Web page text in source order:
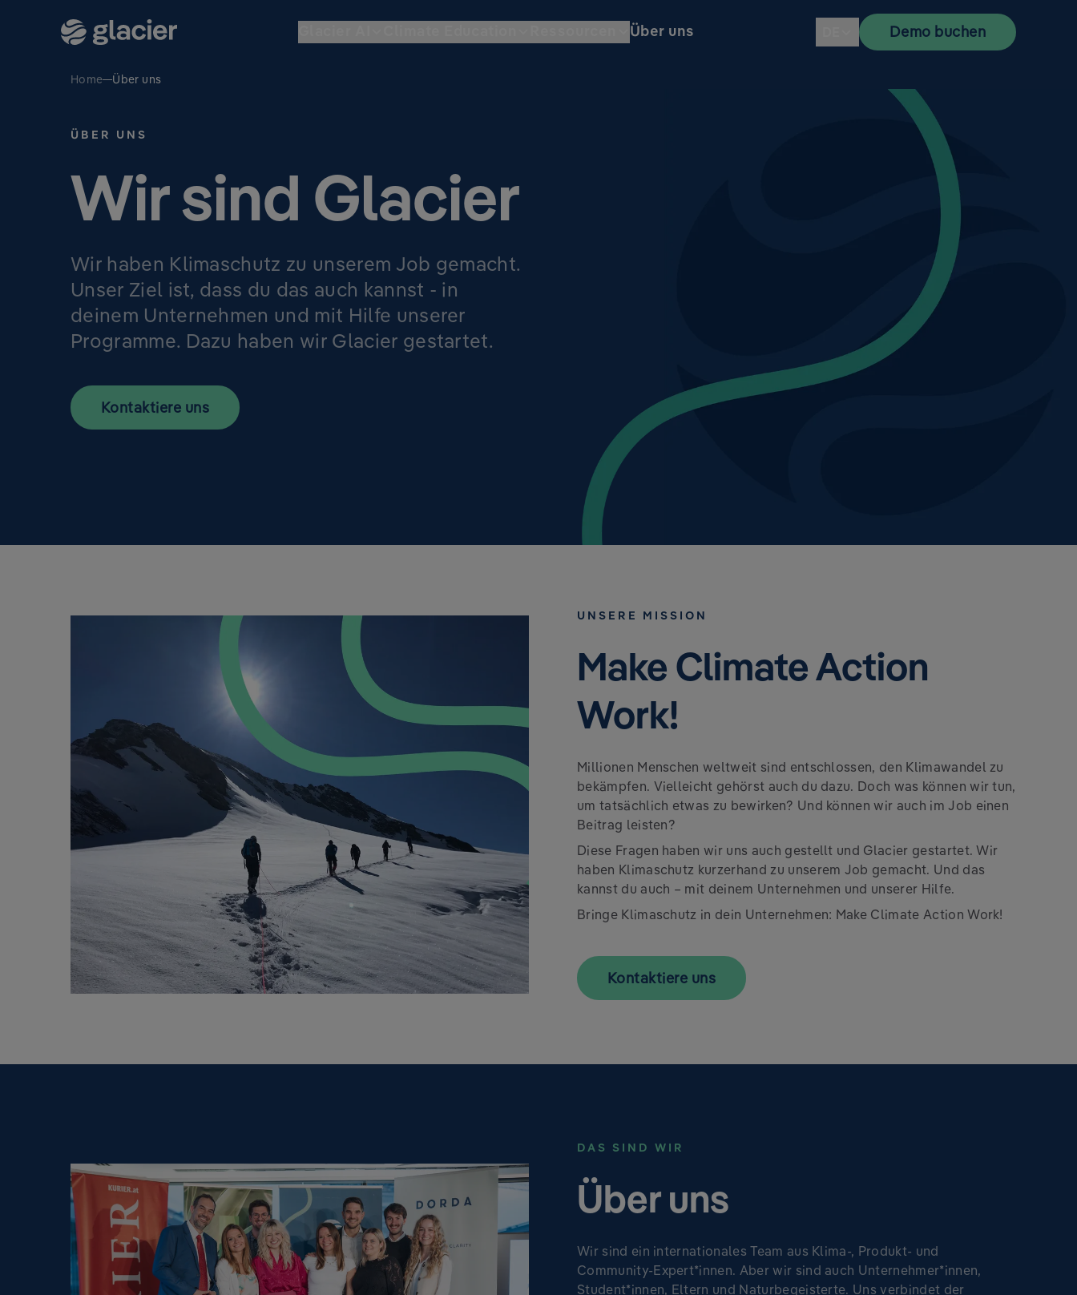
Über uns Demo buchen
Home Über uns
ÜBER UNS
Wir sind Glacier
Wir haben Klimaschutz zu unserem Job gemacht.
Unser Ziel ist, dass du das auch kannst - in
deinem Unternehmen und mit Hilfe unserer
Programme. Dazu haben wir Glacier gestartet.
Kontaktiere uns
UNSERE MISSION
Make Climate Action
Work!
Millionen Menschen weltweit sind entschlossen, den Klimawandel zu
bekämpfen. Vielleicht gehörst auch du dazu. Doch was können wir tun,
um tatsächlich etwas zu bewirken? Und können wir auch im Job einen
Beitrag leisten?
Diese Fragen haben wir uns auch gestellt und Glacier gestartet. Wir
haben Klimaschutz kurzerhand zu unserem Job gemacht. Und das
kannst du auch – mit deinem Unternehmen und unserer Hilfe.
Bringe Klimaschutz in dein Unternehmen: Make Climate Action Work!
Kontaktiere uns
DAS SIND WIR
Über uns
Wir sind ein internationales Team aus Klima-, Produkt- und
Community-Expert*innen. Aber wir sind auch Unternehmer*innen,
Student*innen, Eltern und Naturbegeisterte. Uns verbindet der